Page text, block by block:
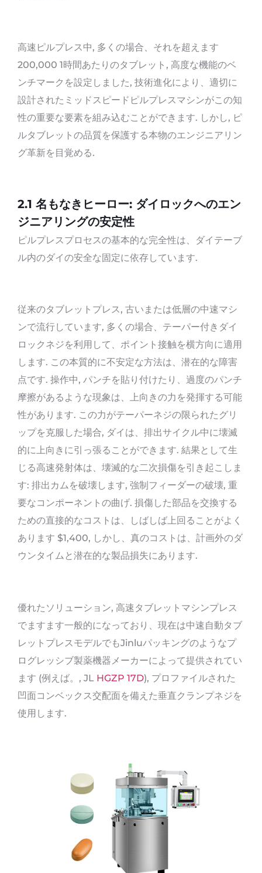
高速ピルプレス中, 多くの場合、それを超えます
200,000 1時間あたりのタブレット, 高度な機能のベ
ンチマークを設定しました, 技術進化により、適切に
設計されたミッドスピードピルプレスマシンがこの知
性の重要な要素を組み込むことができます. しかし, ピ
ルタブレットの品質を保護する本物のエンジニアリン
グ革新を目覚める.
2.1 名もなきヒーロー: ダイロックへのエン
ジニアリングの安定性
ピルプレスプロセスの基本的な完全性は、ダイテーブ
ル内のダイの安全な固定に依存しています.
従来のタブレットプレス, 古いまたは低層の中速マシ
ンで流行しています, 多くの場合、テーパー付きダイ
ロックネジを利用して、ポイント接触を横方向に適用
します. この本質的に不安定な方法は、潜在的な障害
点です. 操作中, パンチを貼り付けたり、過度のパンチ
摩擦があるような現象は、上向きの力を発揮する可能
性があります. この力がテーパーネジの限られたグリ
ップを克服した場合, ダイは、排出サイクル中に壊滅
的に上向きに引っ張ることができます. 結果として生
じる高速発射体は、壊滅的な二次損傷を引き起こしま
す: 排出カムを破壊します, 強制フィーダーの破壊, 重
要なコンポーネントの曲げ. 損傷した部品を交換する
ための直接的なコストは、しばしば上回ることがよく
あります $1,400, しかし、真のコストは、計画外のダ
ウンタイムと潜在的な製品損失にあります.
優れたソリューション, 高速タブレットマシンプレス
でますます一般的になっており、現在は中速自動タブ
レットプレスモデルでもJinluパッキングのようなプ
ログレッシブ製薬機器メーカーによって提供されてい
ます (例えば。, JL HGZP 17D), プロファイルされた
凹面コンベックス交配面を備えた垂直クランプネジを
使用します.